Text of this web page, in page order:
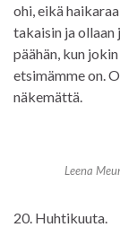
ohi, eikä
takaisin ja ollaan
päähän, kun
etsimämme on.
näkemättä.
Leena
20. Huhtikuuta.